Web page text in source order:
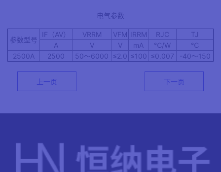
电气参数
参数型号
IF（AV） VRRM VFM IRRM RJC
TJ
A
V V mA ℃/W
℃
2500A
2500 50～6000 ≤2.0 ≤100 ≤0.007 -40～150
上一页 下一页